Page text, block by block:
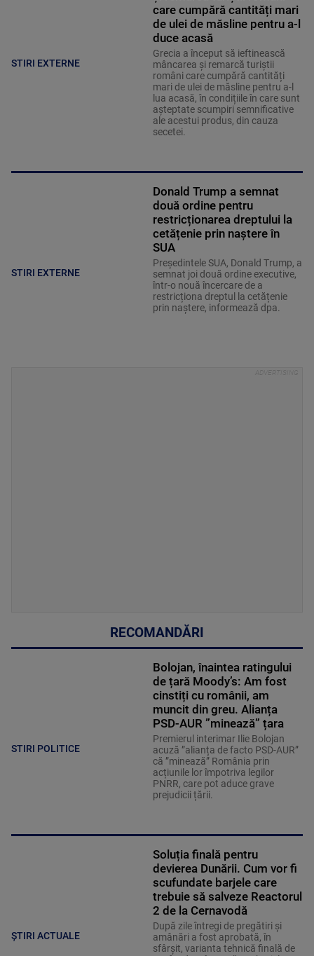
STIRI EXTERNE
care cumpără cantități mari
de ulei de măsline pentru a-l
duce acasă
Grecia a început să ieftinească
mâncarea și remarcă turiștii
români care cumpără cantități
mari de ulei de măsline pentru a-l
lua acasă, în condițiile în care sunt
așteptate scumpiri semnificative
ale acestui produs, din cauza
secetei.
STIRI EXTERNE
Donald Trump a semnat
două ordine pentru
restricționarea dreptului la
cetățenie prin naștere în
SUA
Președintele SUA, Donald Trump, a
semnat joi două ordine executive,
într-o nouă încercare de a
restricționa dreptul la cetățenie
prin naștere, informează dpa.
RECOMANDĂRI
STIRI POLITICE
Bolojan, înaintea ratingului
de țară Moody’s: Am fost
cinstiți cu românii, am
muncit din greu. Alianța
PSD-AUR ”minează” țara
Premierul interimar Ilie Bolojan
acuză ”alianța de facto PSD-AUR”
că ”minează” România prin
acțiunile lor împotriva legilor
PNRR, care pot aduce grave
prejudicii țării.
ȘTIRI ACTUALE
Soluția finală pentru
devierea Dunării. Cum vor fi
scufundate barjele care
trebuie să salveze Reactorul
2 de la Cernavodă
După zile întregi de pregătiri și
amânări a fost aprobată, în
sfârșit, varianta tehnică finală de